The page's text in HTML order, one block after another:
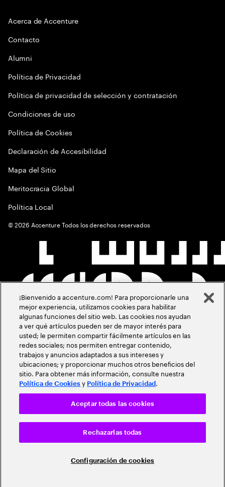
Acerca de Accenture
Contacto
Alumni
Política de Privacidad
Política de privacidad de selección y contratación
Condiciones de uso
Política de Cookies
Declaración de Accesibilidad
Mapa del Sitio
Meritocracia Global
Política Local
©2026 Accenture Todos los derechos reservados
¡Bienvenido a accenture.com! Para proporcionarle una
mejor experiencia, utilizamos cookies para habilitar
algunas funciones del sitio web. Las cookies nos ayudan
a ver qué artículos pueden ser de mayor interés para
usted; le permiten compartir fácilmente artículos en las
redes sociales; nos permiten entregar contenido,
trabajos y anuncios adaptados a sus intereses y
ubicaciones; y proporcionar muchos otros beneficios del
sitio. Para obtener más información, consulte nuestra
Política de Cookies y Política de Privacidad .
Configuración de cookies
Rechazarlas todas
Aceptar todas las cookies